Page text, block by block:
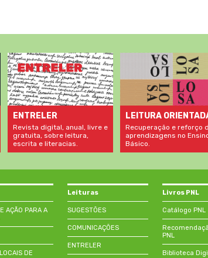
ENTRELER
Revista digital, anual, livre e
gratuita, sobre leitura,
escrita e literacias.
LEITURA
Recuperação e reforço
aprendizagens no
Básico.
AÇÃO PARA A
DE
Leituras
SUGESTÕES
COMUNICAÇÕES
ENTRELER
Livros PNL
Catálogo PNL
PNL
Biblioteca